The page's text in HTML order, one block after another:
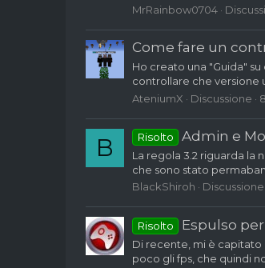
MrRainbow0704
Come fare un
Ho creato una "Guida"
controllare che versione
AteniumX
Discussione
B Risolto Admin e
La regola 3.2 riguarda la
che sono stato
BlackShiroh
Discussione
Risolto Espulso
Di recente, mi è
poco gli fps, che quindi